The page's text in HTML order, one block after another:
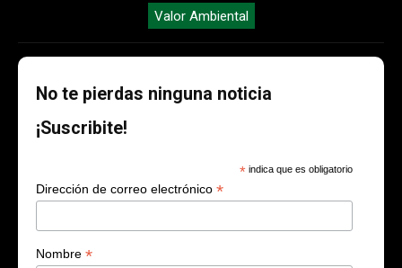
Valor Ambiental
No te pierdas ninguna noticia
¡Suscribite!
* indica que es obligatorio
Dirección de correo electrónico *
Nombre *